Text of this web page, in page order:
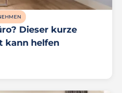
Dieser kurze
kann helfen